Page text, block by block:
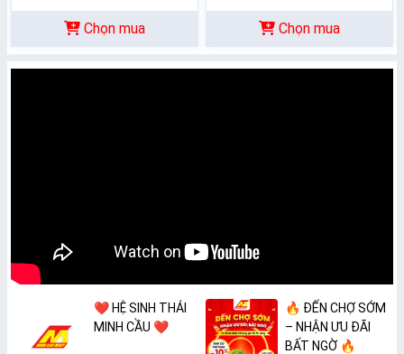
Chọn mua Chọn mua
❤️ HỆ SINH THÁI
MINH CẦU ❤️
🔥 ĐẾN CHỢ SỚM
– NHẬN ƯU ĐÃI
BẤT NGỜ 🔥